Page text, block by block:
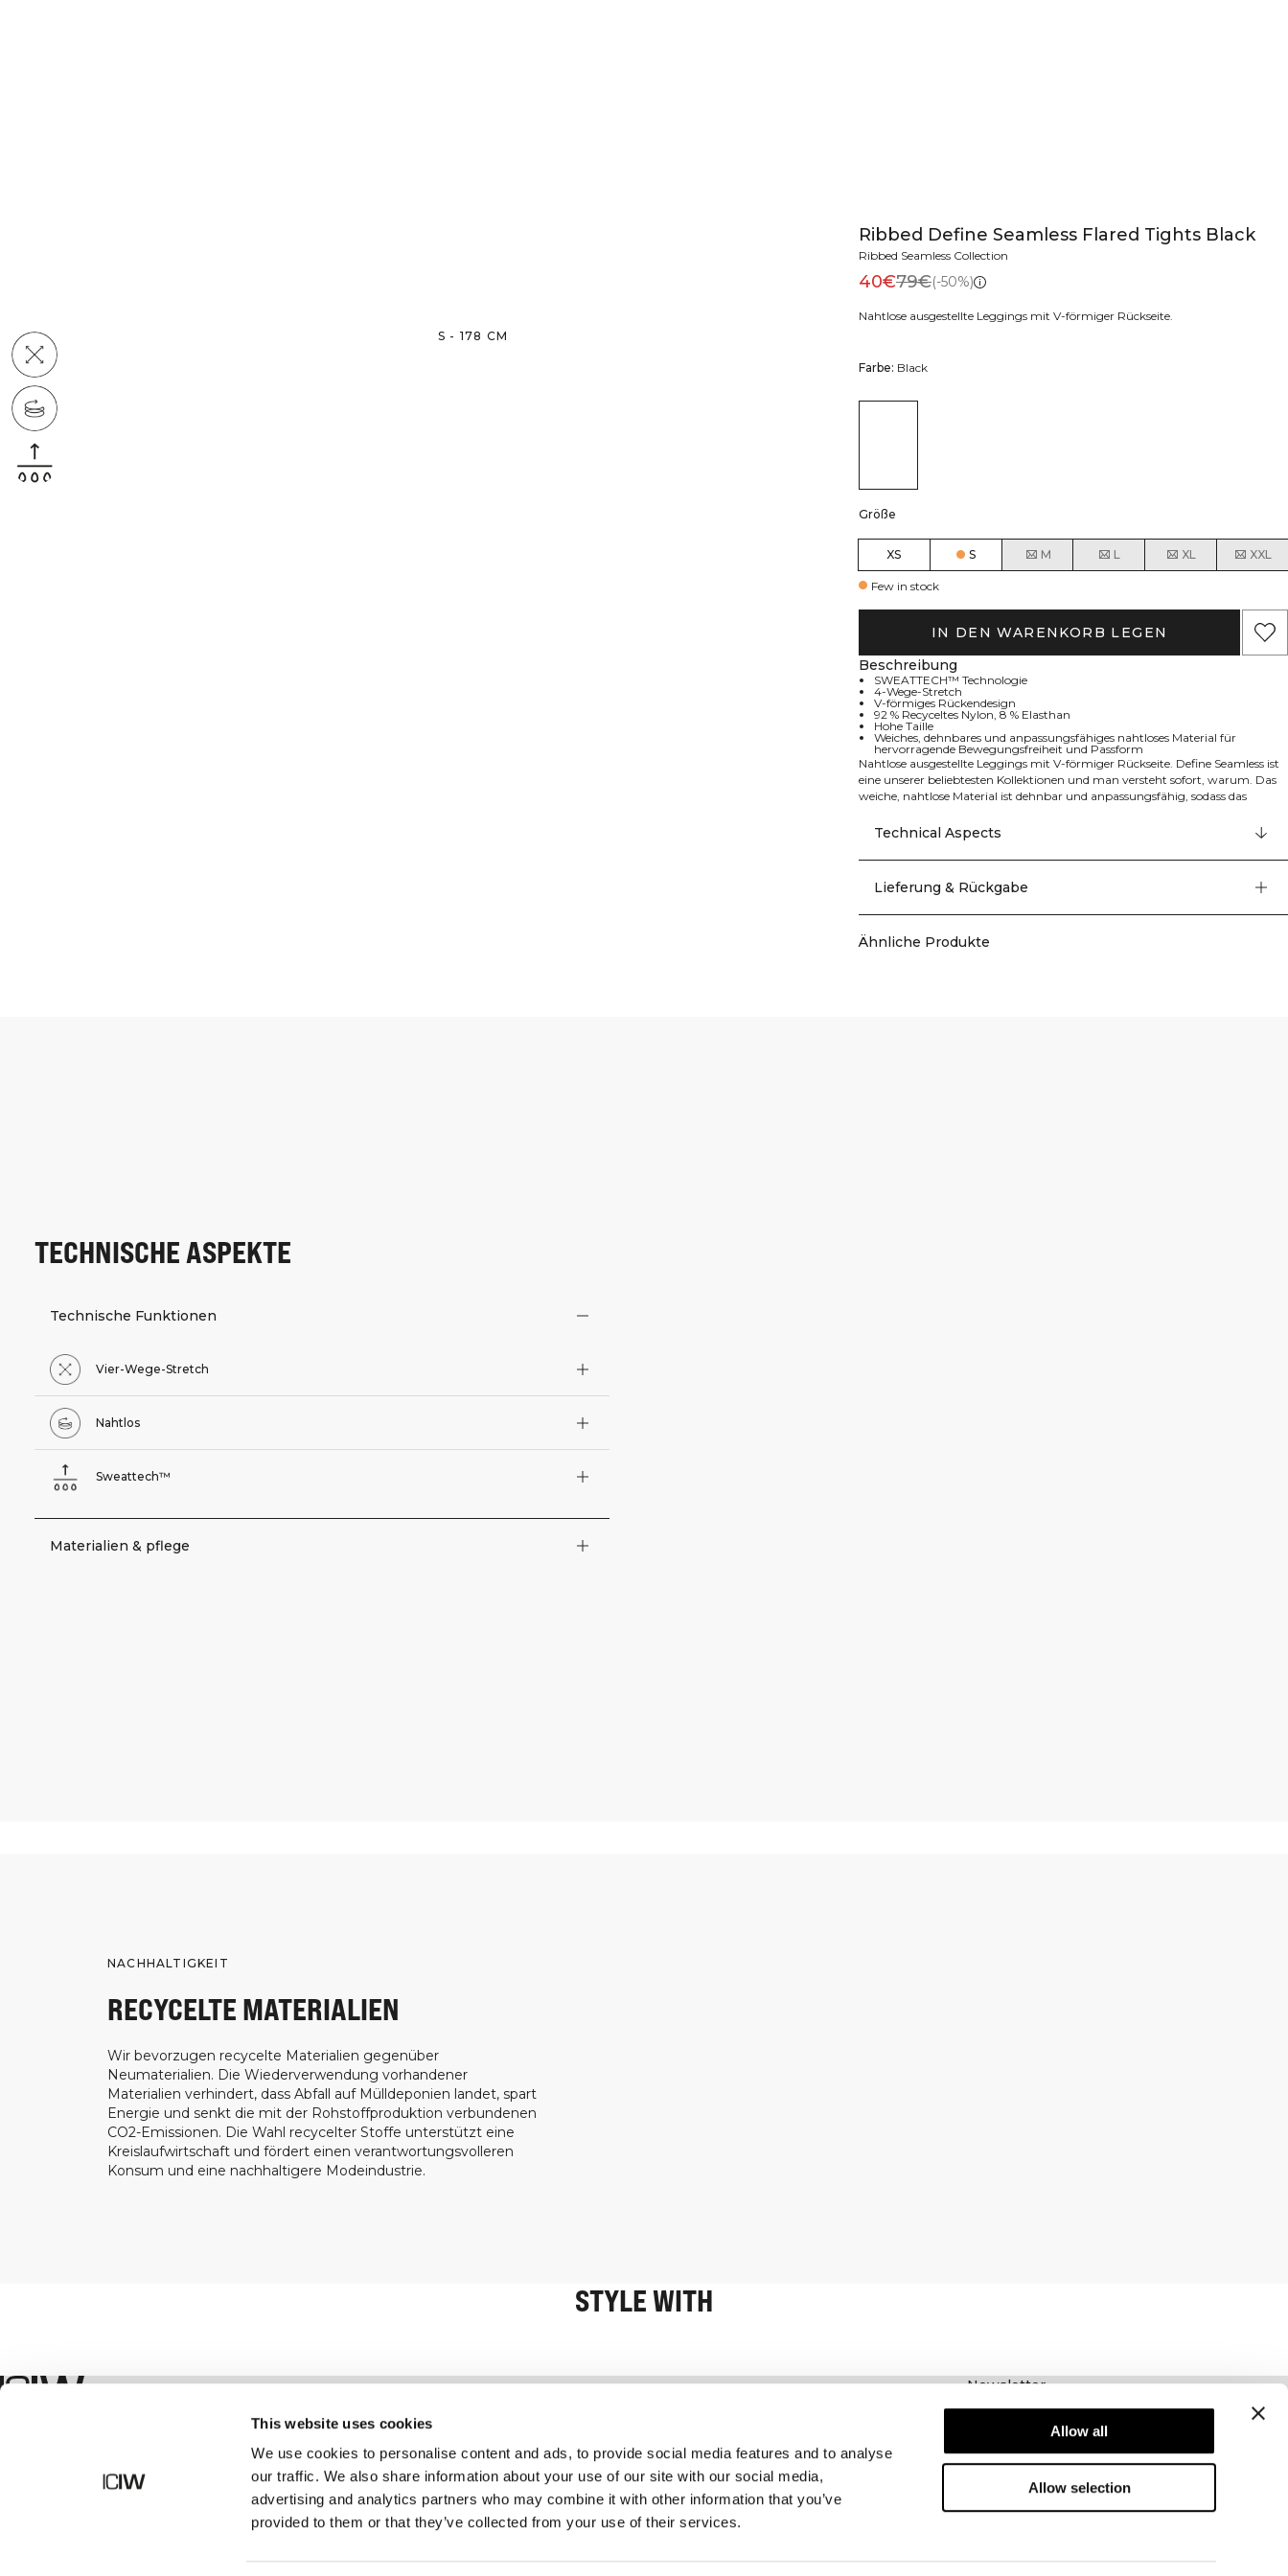
This website uses cookies
We use cookies to personalise content and ads, to provide social media features and to analyse
our traffic. We also share information about your use of our site with our social media,
advertising and analytics partners who may combine it with other information that you’ve
provided to them or that they’ve collected from your use of their services.
Allow all
Allow selection
S - 178 CM
Ribbed Define Seamless Flared Tights Black
Ribbed Seamless Collection
40€79€(-50%)
Nahtlose ausgestellte Leggings mit V-förmiger Rückseite.
Farbe: Black
Größe
XS S M L XL XXL
Few in stock
IN DEN WARENKORB LEGEN
Beschreibung
SWEATTECH™ Technologie
4-Wege-Stretch
V-förmiges Rückendesign
92 % Recyceltes Nylon, 8 % Elasthan
Hohe Taille
Weiches, dehnbares und anpassungsfähiges nahtloses Material für
hervorragende Bewegungsfreiheit und Passform
Nahtlose ausgestellte Leggings mit V-förmiger Rückseite. Define Seamless ist
eine unserer beliebtesten Kollektionen und man versteht sofort, warum. Das
weiche, nahtlose Material ist dehnbar und anpassungsfähig, sodass das
aufweist. Tights, Sport-BHs und Oberteile in verschiedenen trendigen Farben
machen die Define Seamless Linie zu einem idealen Trainingsanzug für viele
verschiedene Arten von Training. SWEATTECH™ Technologie, 4-Wege-
Elasthan.
Technical Aspects
Lieferung & Rückgabe
Ähnliche Produkte
TECHNISCHE ASPEKTE
Technische Funktionen
Vier-Wege-Stretch
Nahtlos
Sweattech™
Materialien & pflege
NACHHALTIGKEIT
RECYCELTE MATERIALIEN
Wir bevorzugen recycelte Materialien gegenüber
Neumaterialien. Die Wiederverwendung vorhandener
Materialien verhindert, dass Abfall auf Mülldeponien landet, spart
Energie und senkt die mit der Rohstoffproduktion verbundenen
CO2-Emissionen. Die Wahl recycelter Stoffe unterstützt eine
Kreislaufwirtschaft und fördert einen verantwortungsvolleren
Konsum und eine nachhaltigere Modeindustrie.
STYLE WITH
Newsletter
Abonnieren Sie unseren Newsletter! Erhalten
Sie exklusive Angebote, unsere neuesten
Nachrichten und vieles mehr.